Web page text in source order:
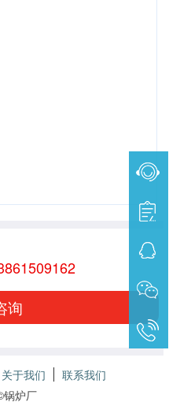
询
关于我们
联系我们
锅炉厂